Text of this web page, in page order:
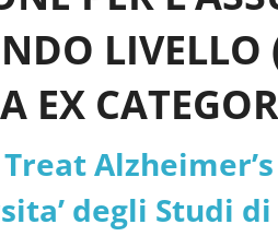
EX
36 MESI),
Alzheimer’s
degli Studi di